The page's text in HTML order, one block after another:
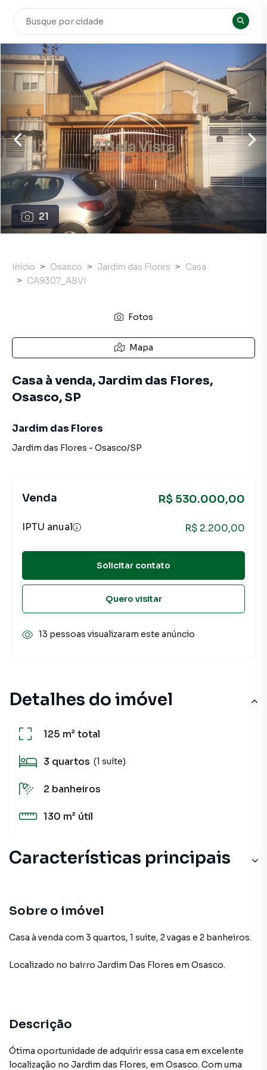
21
Detalhes do imóvel
125 m²total
3 quartos (1 suíte)
2 banheiros
130 m² útil
Características principais
Sobre o imóvel
Casa à venda com 3 quartos, 1 suite, 2 vagas e 2 banheiros.
Localizado no bairro Jardim Das Flores em Osasco.
Descrição
Ótima oportunidade de adquirir essa casa em excelente
localização no Jardim das Flores, em Osasco. Com uma
Início Osasco Jardim das Flores
Casa
CA9307_ABVI
Fotos
Mapa
Casa à venda, Jardim das Flores,
Osasco, SP
Jardim das Flores
Jardim das Flores - Osasco/SP
Venda R$ 530.000,00
IPTU anual R$ 2.200,00
Solicitar contato
Quero visitar
13 pessoas visualizaram este anúncio